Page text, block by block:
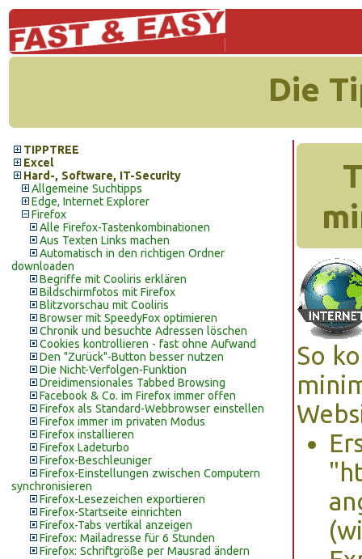
Die
TIPPTREE
Excel
Hard-, Software, IT-Security
Allgemeine Suchtipps
Edge, Internet Explorer
Firefox
Alle Firefox-Tastenkombinationen
Aus Texten Links machen
Automatisch in den richtigen Ordner
downloaden
Begriffe mit Cooliris erklären
Bildschirmfotos mit Firefox
Blitzvorschau mit Cooliris
Browser mit SpeedyFox optimieren
Chronik und besuchte Adressen löschen
Cookies kontrollieren - fast ohne Aufwand
Den "Zurück"-Button besser nutzen
Die Nicht-Verfolgen-Funktion
Dreidimensionales Tabbed Browsing
Facebook & Co. im Firefox immer offen
Firefox als Standard-Webbrowser einstellen
Firefox immer im privaten Modus
Firefox installieren
Firefox Ladeturbo
Firefox-Beschleuniger
Firefox-Einstellungen zwischen Computern
synchronisieren
Firefox-Lesezeichen exportieren
Firefox-Startseite einrichten
Firefox-Tabs vertikal anzeigen
Firefox: Mailadresse für 6 Stunden
Firefox: Schriftgröße per Mausrad ändern
So